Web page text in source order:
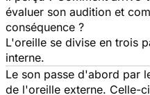
évaluer son audition et
conséquence ?
L'oreille se divise en trois
interne.
Le son passe d'abord par
de l'oreille externe. Celle-